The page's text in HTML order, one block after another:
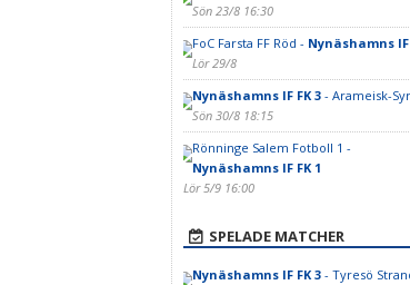
Sön 23/8 16:30
FoC Farsta FF Röd - Nynäshamns IF
Lör 29/8
Nynäshamns IF FK 3- Arameisk-
Sön 30/8 18:15
Rönninge Salem Fotboll 1 -
Nynäshamns IF FK 1
Lör 5/9 16:00
SPELADE MATCHER
Nynäshamns IF FK 3- Tyresö